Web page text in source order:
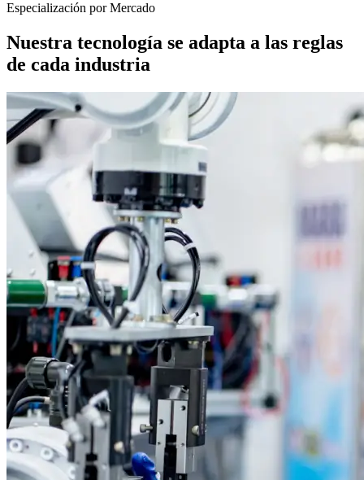
Especialización por Mercado
Nuestra tecnología se adapta a las reglas
de cada industria